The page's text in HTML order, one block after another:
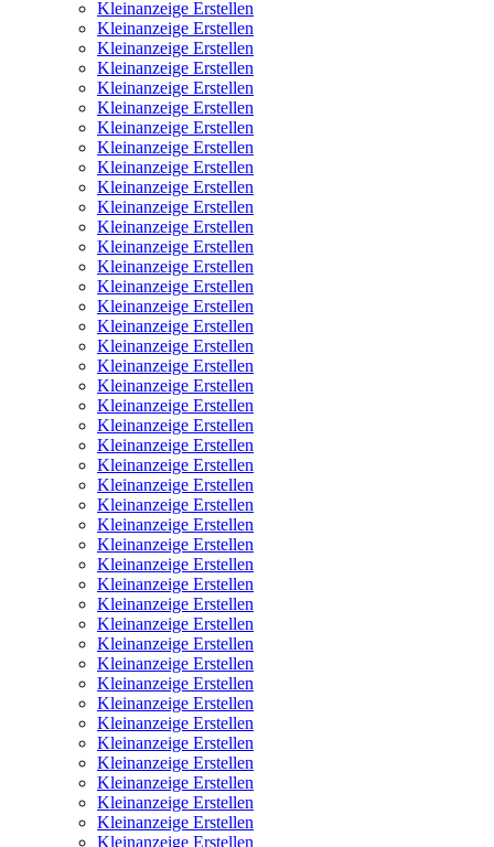
Kleinanzeige Erstellen
Kleinanzeige Erstellen
Kleinanzeige Erstellen
Kleinanzeige Erstellen
Kleinanzeige Erstellen
Kleinanzeige Erstellen
Kleinanzeige Erstellen
Kleinanzeige Erstellen
Kleinanzeige Erstellen
Kleinanzeige Erstellen
Kleinanzeige Erstellen
Kleinanzeige Erstellen
Kleinanzeige Erstellen
Kleinanzeige Erstellen
Kleinanzeige Erstellen
Kleinanzeige Erstellen
Kleinanzeige Erstellen
Kleinanzeige Erstellen
Kleinanzeige Erstellen
Kleinanzeige Erstellen
Kleinanzeige Erstellen
Kleinanzeige Erstellen
Kleinanzeige Erstellen
Kleinanzeige Erstellen
Kleinanzeige Erstellen
Kleinanzeige Erstellen
Kleinanzeige Erstellen
Kleinanzeige Erstellen
Kleinanzeige Erstellen
Kleinanzeige Erstellen
Kleinanzeige Erstellen
Kleinanzeige Erstellen
Kleinanzeige Erstellen
Kleinanzeige Erstellen
Kleinanzeige Erstellen
Kleinanzeige Erstellen
Kleinanzeige Erstellen
Kleinanzeige Erstellen
Kleinanzeige Erstellen
Kleinanzeige Erstellen
Kleinanzeige Erstellen
Kleinanzeige Erstellen
Kleinanzeige Erstellen